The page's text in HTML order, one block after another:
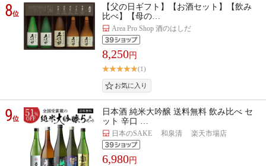
8位
【父の日ギフト】【お酒セット】【飲み
比べ】【母の…
Area Pro Shop 酒のはしだ
8,250円
(1)
9位
日本酒 純米大吟醸 送料無料 飲み比べ セ
ット 辛口 …
日本のSAKE 和泉清 楽天市場店
6,980円